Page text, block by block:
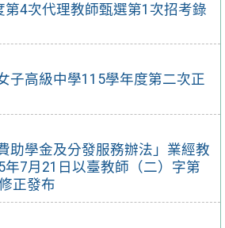
4次代理教師甄選第1次招考錄
子高級中學115學年度第二次正
助學金及分發服務辦法」業經教
年7月21日以臺教師（二）字第
正發布